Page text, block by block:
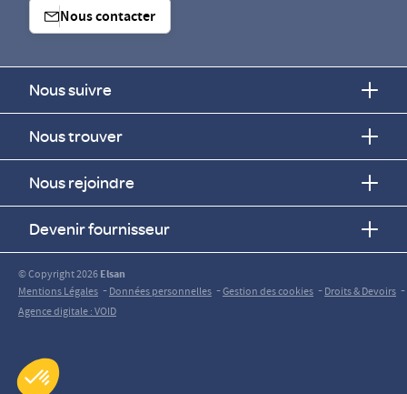
Nous contacter
Nous suivre
Nous trouver
Nous rejoindre
Devenir fournisseur
© Copyright 2026Elsan
Mentions Légales -Données personnelles -Gestion des cookies -Droits & Devoirs -
Agence digitale : VOID